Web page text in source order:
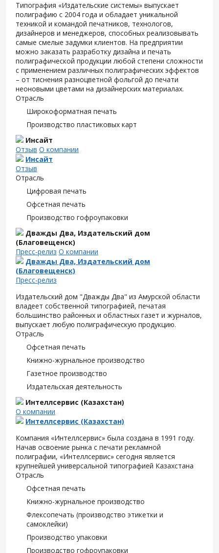
Типография «Издательские системы» выпускает
полиграфию с 2004 года и обладает уникальной
техникой и командой печатников, технологов,
дизайнеров и менеджеров, способных реализовывать
самые смелые задумки клиентов. На предприятии
можно заказать разработку дизайна и печать
полиграфической продукции любой степени сложности
с применением различных полиграфических эффектов
– от тиснения разноцветной фольгой до печати
неоновыми цветами на дизайнерских материалах.
Отрасль
Широкоформатная печать
Производство пластиковых карт
Инсайт
Отзыв О компании
Инсайт
Отзыв
Отрасль
Цифровая печать
Офсетная печать
Производство гофроупаковки
Дважды Два, Издательский дом
(Благовещенск)
Пресс-релиз О компании
Дважды Два, Издательский дом
(Благовещенск)
Пресс-релиз
Издательский дом "Дважды Два" из Амурской области
владеет собственной типографией, печатая
большинство районных и областных газет и журналов,
выпускает любую полиграфическую продукцию.
Отрасль
Офсетная печать
Книжно-журнальное производство
Газетное производство
Издательская деятельность
Интеллсервис (Казахстан)
О компании
Интеллсервис (Казахстан)
Компания «Интеллсервис» была создана в 1991 году.
Начав освоение рынка с печати рекламной
полиграфии, «Интеллсервис» сегодня является
крупнейшей универсальной типографией Казахстана
Отрасль
Офсетная печать
Книжно-журнальное производство
Флексопечать (производство этикетки и
самоклейки)
Производство упаковки
Производство гофроупаковки